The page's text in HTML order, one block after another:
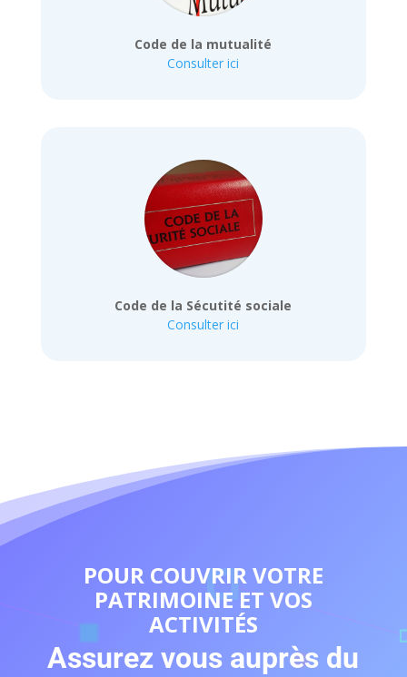
Code de la mutualité
Consulter ici
Code de la Sécutité sociale
Consulter ici
POUR COUVRIR VOTRE
PATRIMOINE ET VOS
ACTIVITÉS
Assurez vous auprès du